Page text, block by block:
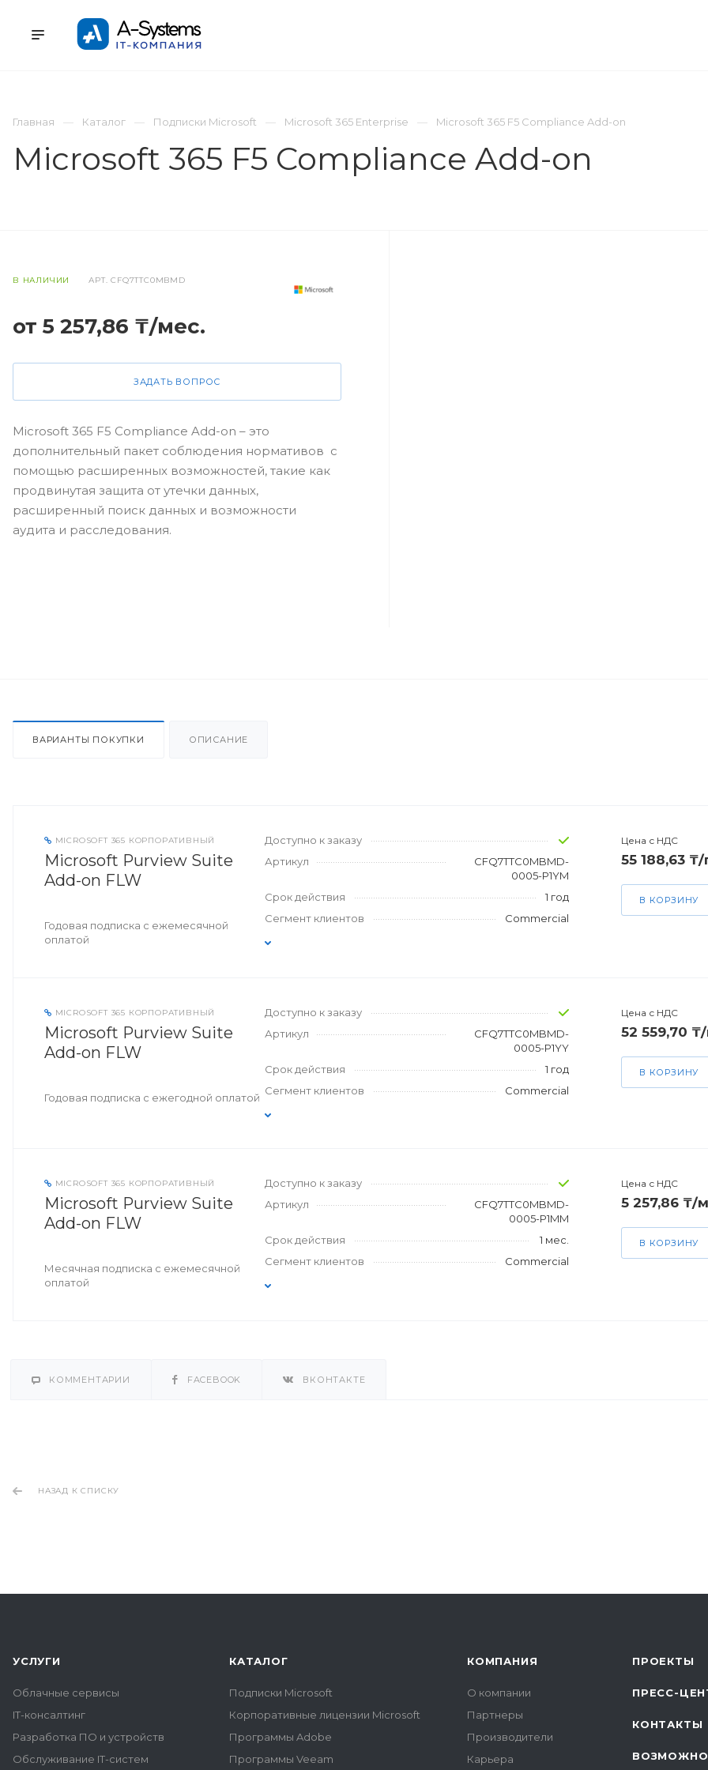
Главная
Каталог Подписки Microsoft Microsoft 365 Enterprise Microsoft 365 F5 Compliance Add-on
Microsoft 365 F5 Compliance Add-on
В НАЛИЧИИ АРТ.CFQ7TTC0MBMD
от 5 257,86 ₸/мес.
ЗАДАТЬ ВОПРОС
Microsoft 365 F5 Compliance Add-on – это
дополнительный пакет соблюдения нормативов с
помощью расширенных возможностей, такие как
продвинутая защита от утечки данных,
расширенный поиск данных и возможности
аудита и расследования.
ВАРИАНТЫ ПОКУПКИ ОПИСАНИЕ
MICROSOFT 365 КОРПОРАТИВНЫЙ
Microsoft Purview Suite
Add-on FLW
Годовая подписка с ежемесячной
оплатой
Доступно к заказу
Артикул
CFQ7TTC0MBMD-
0005-P1YM
Срок действия
1 год
Сегмент клиентов
Commercial
Цена с НДС
55 188,63
В КОРЗИНУ
MICROSOFT 365 КОРПОРАТИВНЫЙ
Microsoft Purview Suite
Add-on FLW
Годовая подписка с ежегодной оплатой
Доступно к заказу
Артикул
CFQ7TTC0MBMD-
0005-P1YY
Срок действия
1 год
Сегмент клиентов
Commercial
Цена с НДС
52 559,70
В КОРЗИНУ
MICROSOFT 365 КОРПОРАТИВНЫЙ
Microsoft Purview Suite
Add-on FLW
Месячная подписка с ежемесячной
оплатой
Доступно к заказу
Артикул
CFQ7TTC0MBMD-
0005-P1MM
Срок действия
1 мес.
Сегмент клиентов
Commercial
Цена с НДС
5 257,86 ₸/
В КОРЗИНУ
КОММЕНТАРИИ FACEBOOK ВКОНТАКТЕ
НАЗАД К СПИСКУ
УСЛУГИ
Облачные сервисы
IT-консалтинг
Разработка ПО и устройств
Обслуживание IT-систем
КАТАЛОГ
Подписки Microsoft
Корпоративные лицензии Microsoft
Программы Adobe
Программы Veeam
КОМПАНИЯ
О компании
Партнеры
Производители
Карьера
ПРОЕКТЫ
ПРЕСС-
КОНТАКТЫ